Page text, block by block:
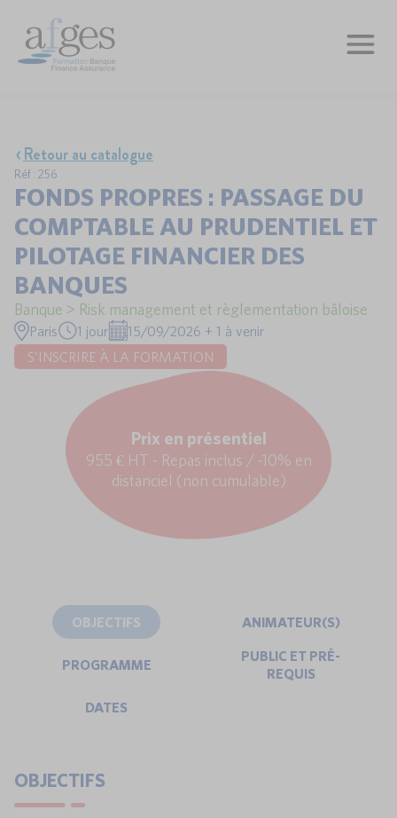
Retour au catalogue
Réf : 256
FONDS PROPRES : PASSAGE DU
COMPTABLE AU PRUDENTIEL ET
PILOTAGE FINANCIER DES
BANQUES
Banque > Risk management et règlementation bâloise
Paris 1 jour
15/09/2026 + 1 à venir
S'INSCRIRE À LA FORMATION
Prix en présentiel
955 € HT - Repas inclus / -10% en
distanciel (non cumulable)
OBJECTIFS ANIMATEUR(S)
PROGRAMME
PUBLIC ET PRÉ-
REQUIS
DATES
OBJECTIFS